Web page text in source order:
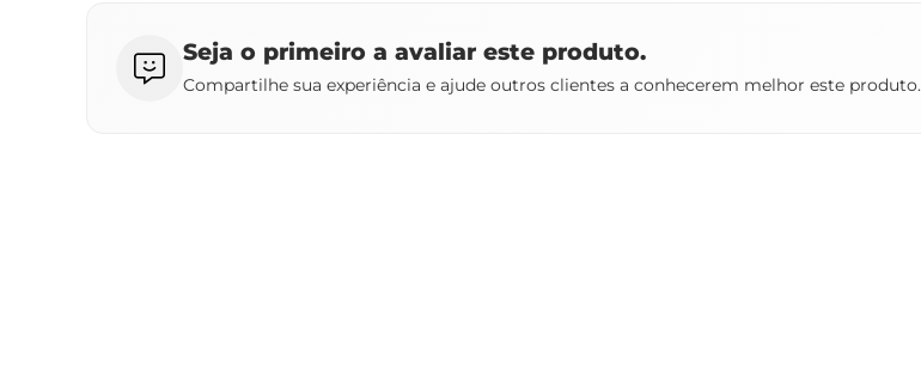
Seja o primeiro a avaliar este produto.
Compartilhe sua experiência e ajude outros clientes a conhecerem melhor este produto.